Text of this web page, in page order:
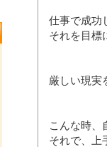
仕事で成功
それを目標
厳しい現実
こんな時、
それで、上